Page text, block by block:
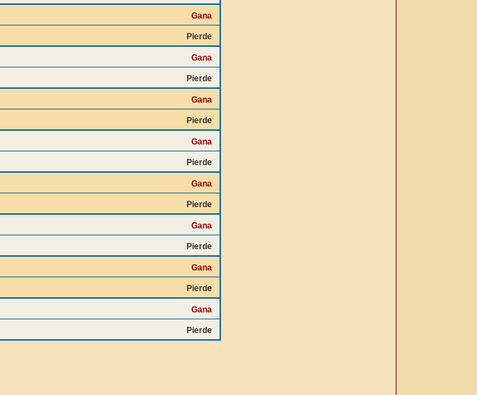
Gana
Pierde
Gana
Pierde
Gana
Pierde
Gana
Pierde
Gana
Pierde
Gana
Pierde
Gana
Pierde
Gana
Pierde